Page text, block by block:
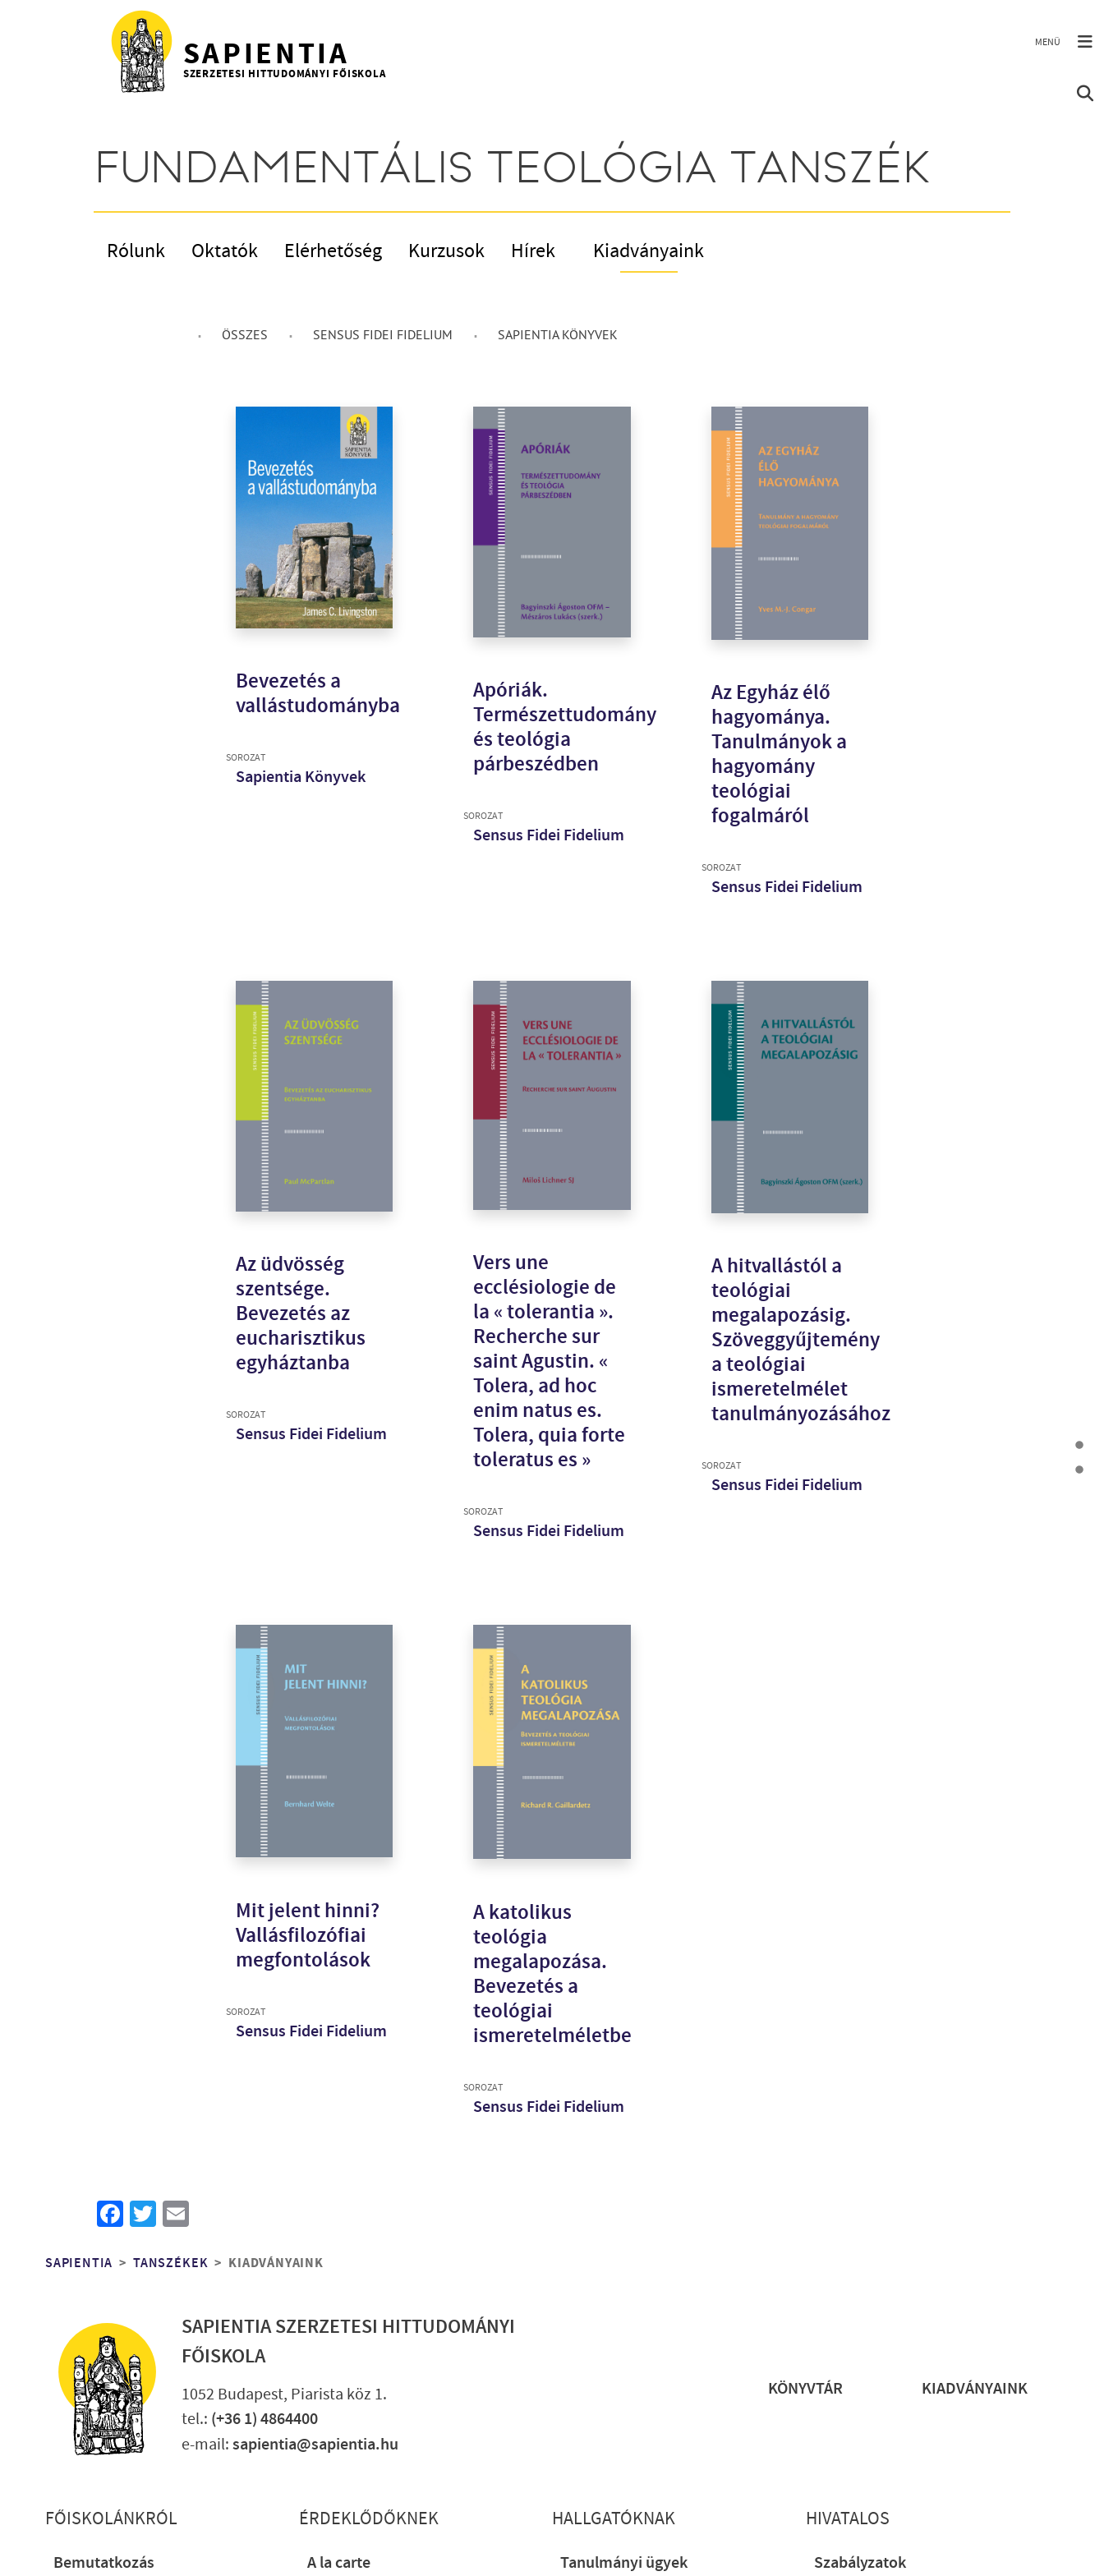
Ugrás a tartalomra
SAPIENTIA
SZERZETESI HITTUDOMÁNYI FŐISKOLA
FUNDAMENTÁLIS TEOLÓGIA TANSZÉK
Rólunk Oktatók Elérhetőség Kurzusok Hírek Kiadványaink
ÖSSZES SENSUS FIDEI FIDELIUM SAPIENTIA KÖNYVEK
Bevezetés a
vallástudományba
SOROZAT
Sapientia Könyvek
Apóriák.
Természettudomány
és teológia
párbeszédben
SOROZAT
Sensus Fidei Fidelium
Az Egyház élő
hagyománya.
Tanulmányok a
hagyomány
teológiai
fogalmáról
SOROZAT
Sensus Fidei Fidelium
Az üdvösség
szentsége.
Bevezetés az
eucharisztikus
egyháztanba
SOROZAT
Sensus Fidei Fidelium
Vers une
ecclésiologie de
la « tolerantia ».
Recherche sur
saint Agustin. «
Tolera, ad hoc
enim natus es.
Tolera, quia forte
toleratus es »
SOROZAT
Sensus Fidei Fidelium
A hitvallástól a
teológiai
megalapozásig.
Szöveggyűjtemény
a teológiai
ismeretelmélet
tanulmányozásához
SOROZAT
Sensus Fidei Fidelium
Mit jelent hinni?
Vallásfilozófiai
megfontolások
SOROZAT
Sensus Fidei Fidelium
A katolikus
teológia
megalapozása.
Bevezetés a
teológiai
ismeretelméletbe
SOROZAT
Sensus Fidei Fidelium
Facebook
Twitter
Morzsa
SAPIENTIA TANSZÉKEK KIADVÁNYAINK
SAPIENTIA SZERZETESI HITTUDOMÁNYI
FŐISKOLA
1052 Budapest, Piarista köz 1.
tel.: (+36 1) 4864400
e-mail:sapientia@sapientia.hu
KÖNYVTÁR KIADVÁNYAINK
Lábléc részletes
FŐISKOLÁNKRÓL
Bemutatkozás
ÉRDEKLŐDŐKNEK
A la carte
HALLGATÓKNAK
Tanulmányi ügyek
HIVATALOS
Szabályzatok